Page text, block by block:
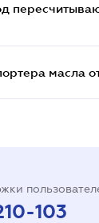
масла
103